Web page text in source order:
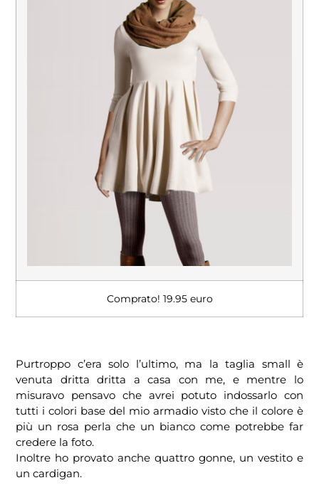
Comprato! 19.95 euro
Purtroppo c’era solo l’ultimo, ma la taglia small è
venuta dritta dritta a casa con me, e mentre lo
misuravo pensavo che avrei potuto indossarlo con
tutti i colori base del mio armadio visto che il colore è
più un rosa perla che un bianco come potrebbe far
credere la foto.
Inoltre ho provato anche quattro gonne, un vestito e
un cardigan.